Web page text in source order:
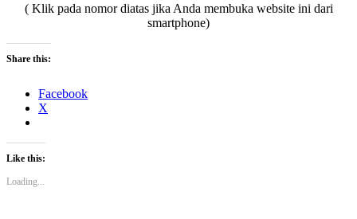
( Klik pada nomor diatas jika Anda membuka website ini dari
smartphone)
Share this:
Facebook
X
Like this:
Loading...